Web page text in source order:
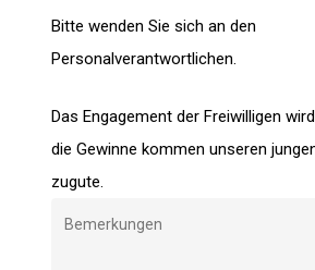
Bitte wenden Sie sich an den
Personalverantwortlichen.
Das Engagement der Freiwilligen
die Gewinne kommen unseren
zugute.